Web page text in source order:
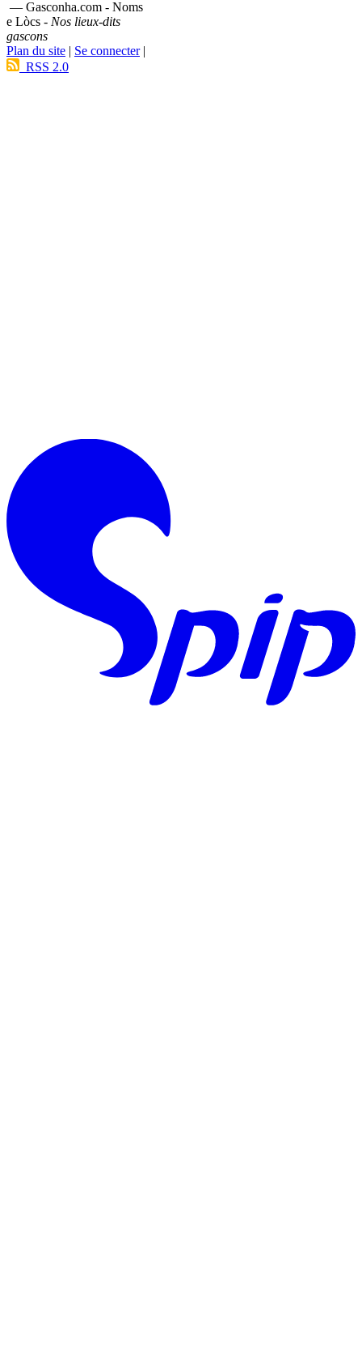
— Gasconha.com - Noms
e Lòcs - Nos lieux-dits
gascons
Plan du site | Se connecter|
RSS 2.0